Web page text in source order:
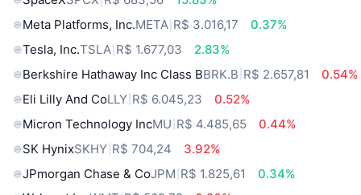
Meta Platforms, Inc.META R$ 3.016,17
0.37%
Tesla, Inc.TSLA R$ 1.677,03
2.83%
Berkshire Hathaway Inc Class BBRK.B R$ 2.657,81
0.54%
Eli Lilly And CoLLY R$ 6.045,23
0.52%
Micron Technology IncMU R$ 4.485,65
0.44%
SK HynixSKHY R$ 704,24
3.92%
JPmorgan Chase & CoJPM R$ 1.825,61
0.34%